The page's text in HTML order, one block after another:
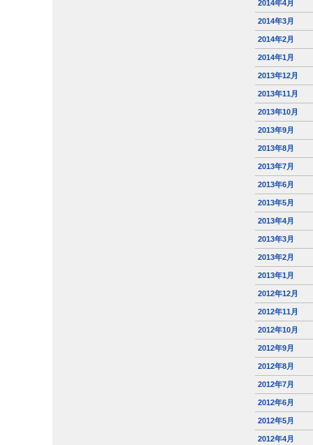
2014年4月
2014年3月
2014年2月
2014年1月
2013年12月
2013年11月
2013年10月
2013年9月
2013年8月
2013年7月
2013年6月
2013年5月
2013年4月
2013年3月
2013年2月
2013年1月
2012年12月
2012年11月
2012年10月
2012年9月
2012年8月
2012年7月
2012年6月
2012年5月
2012年4月